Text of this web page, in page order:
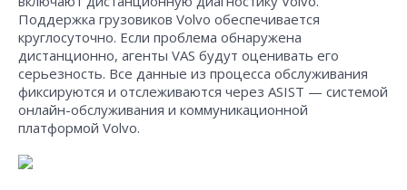
Поддержка грузовиков Volvo обеспечивается
круглосуточно. Если проблема обнаружена
дистанционно, агенты VAS будут оценивать его
серьезность. Все данные из процесса обслуживания
фиксируются и отслеживаются через ASIST — системой
онлайн-обслуживания и коммуникационной
платформой Volvo.